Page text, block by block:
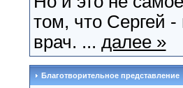
том, что Сергей
врач. ... далее »
Благотворительное представление